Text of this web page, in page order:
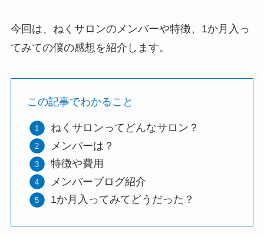
今回は、ねくサロンのメンバーや特徴、1か月入っ
てみての僕の感想を紹介します。
この記事でわかること
ねくサロンってどんなサロン？
メンバーは？
特徴や費用
メンバーブログ紹介
1か月入ってみてどうだった？